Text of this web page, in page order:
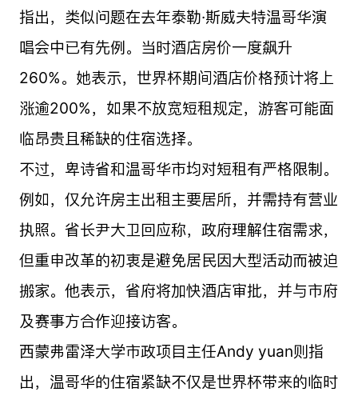
指出，类似问题在去年泰勒·斯威夫特温哥华演
唱会中已有先例。当时酒店房价一度飙升
260%。她表示，世界杯期间酒店价格预计将上
涨逾200%，如果不放宽短租规定，游客可能面
临昂贵且稀缺的住宿选择。
不过，卑诗省和温哥华市均对短租有严格限制。
例如，仅允许房主出租主要居所，并需持有营业
执照。省长尹大卫回应称，政府理解住宿需求，
但重申改革的初衷是避免居民因大型活动而被迫
搬家。他表示，省府将加快酒店审批，并与市府
及赛事方合作迎接访客。
西蒙弗雷泽大学市政项目主任Andy yuan则指
出，温哥华的住宿紧缺不仅是世界杯带来的临时